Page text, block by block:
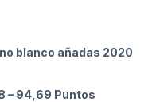
blanco añadas 2020
– 94,69 Puntos